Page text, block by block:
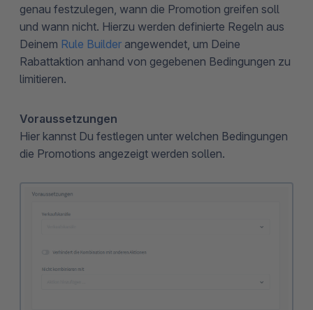
genau festzulegen, wann die Promotion greifen soll
und wann nicht. Hierzu werden definierte Regeln aus
Deinem Rule Builder angewendet, um Deine
Rabattaktion anhand von gegebenen Bedingungen zu
limitieren.
Voraussetzungen
Hier kannst Du festlegen unter welchen Bedingungen
die Promotions angezeigt werden sollen.